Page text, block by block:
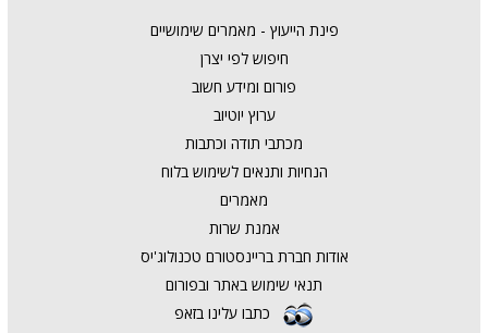
פינת הייעוץ - מאמרים שימושיים
חיפוש לפי יצרן
פורום ומידע חשוב
ערוץ יוטיוב
מכתבי תודה וכתבות
הנחיות ותנאים לשימוש בלוח
מאמרים
אמנת שרות
אודות חברת בריינסטורם טכנולוג'יס
תנאי שימוש באתר ובפורום
כתבו עלינו בזאפ